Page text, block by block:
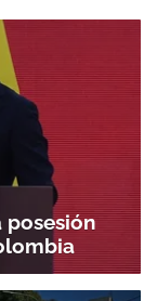
posesión